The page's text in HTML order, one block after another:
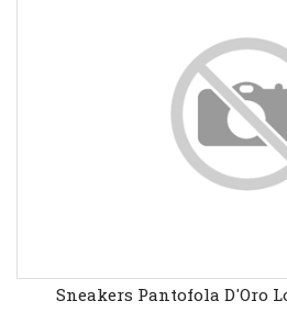
Sneakers Pantofola D'Oro